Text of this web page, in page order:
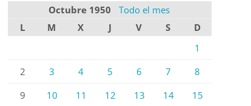
Octubre 1950
Todo el mes
L
M X J V S
D
1
2
3 4 5 6 7
8
9
10 11 12 13 14
15